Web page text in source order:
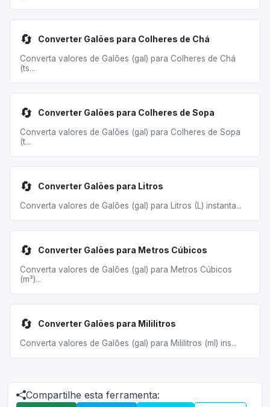
🔄 Converter Galões para Colheres de Chá
Converta valores de Galões (gal) para Colheres de Chá
(ts...
🔄 Converter Galões para Colheres de Sopa
Converta valores de Galões (gal) para Colheres de Sopa
(t...
🔄 Converter Galões para Litros
Converta valores de Galões (gal) para Litros (L) instanta...
🔄 Converter Galões para Metros Cúbicos
Converta valores de Galões (gal) para Metros Cúbicos
(m³)...
🔄 Converter Galões para Mililitros
Converta valores de Galões (gal) para Mililitros (ml) ins...
Compartilhe esta ferramenta: